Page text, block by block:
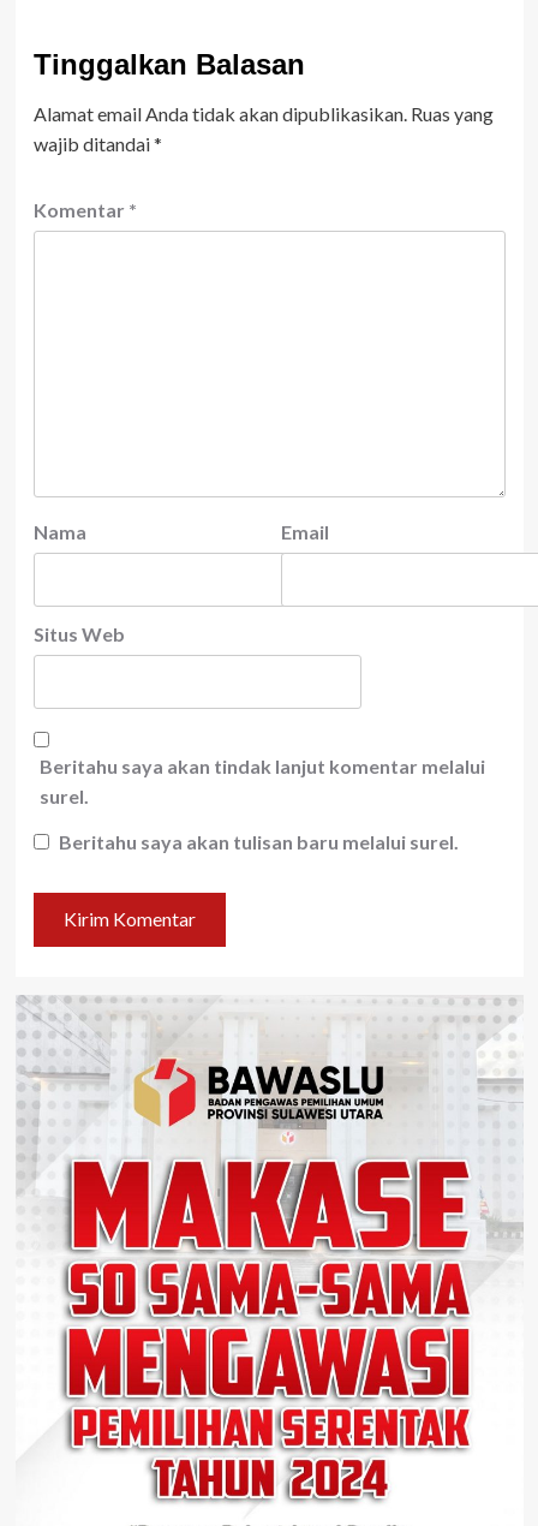
Tinggalkan Balasan
Alamat email Anda tidak akan dipublikasikan. Ruas yang
wajib ditandai*
Komentar *
Nama Email
Situs Web
Beritahu saya akan tindak lanjut komentar melalui
surel.
Beritahu saya akan tulisan baru melalui surel.